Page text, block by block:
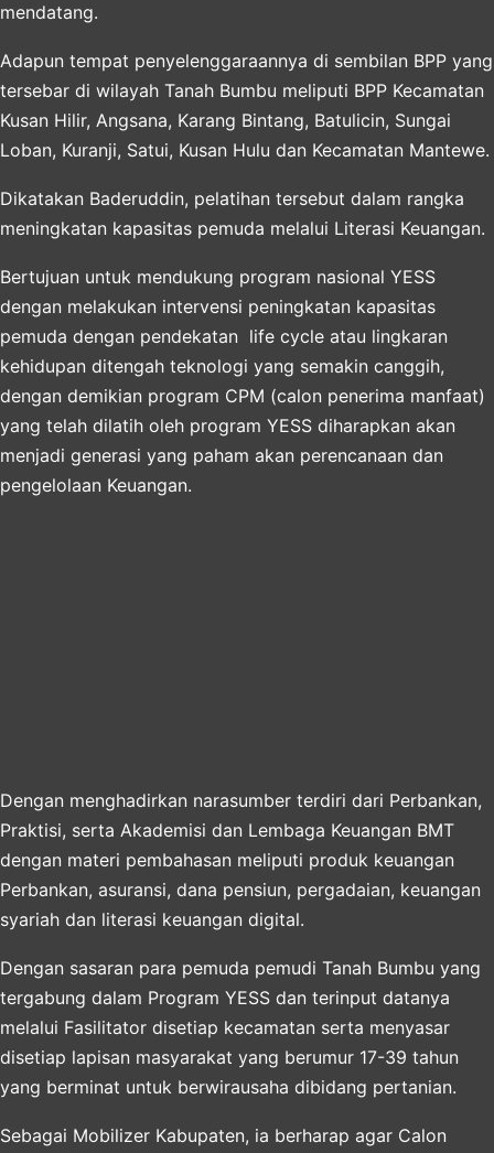
mendatang.
Adapun tempat penyelenggaraannya di sembilan BPP yang
tersebar di wilayah Tanah Bumbu meliputi BPP Kecamatan
Kusan Hilir, Angsana, Karang Bintang, Batulicin, Sungai
Loban, Kuranji, Satui, Kusan Hulu dan Kecamatan Mantewe.
Dikatakan Baderuddin, pelatihan tersebut dalam rangka
meningkatan kapasitas pemuda melalui Literasi Keuangan.
Bertujuan untuk mendukung program nasional YESS
dengan melakukan intervensi peningkatan kapasitas
pemuda dengan pendekatan life cycle atau lingkaran
kehidupan ditengah teknologi yang semakin canggih,
dengan demikian program CPM (calon penerima manfaat)
yang telah dilatih oleh program YESS diharapkan akan
menjadi generasi yang paham akan perencanaan dan
pengelolaan Keuangan.
Dengan menghadirkan narasumber terdiri dari Perbankan,
Praktisi, serta Akademisi dan Lembaga Keuangan BMT
dengan materi pembahasan meliputi produk keuangan
Perbankan, asuransi, dana pensiun, pergadaian, keuangan
syariah dan literasi keuangan digital.
Dengan sasaran para pemuda pemudi Tanah Bumbu yang
tergabung dalam Program YESS dan terinput datanya
melalui Fasilitator disetiap kecamatan serta menyasar
disetiap lapisan masyarakat yang berumur 17-39 tahun
yang berminat untuk berwirausaha dibidang pertanian.
Sebagai Mobilizer Kabupaten, ia berharap agar Calon